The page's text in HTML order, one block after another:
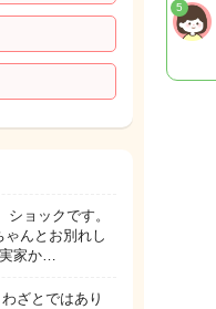
ョックです。
んとお別れし
家か…
ざとではあり
5